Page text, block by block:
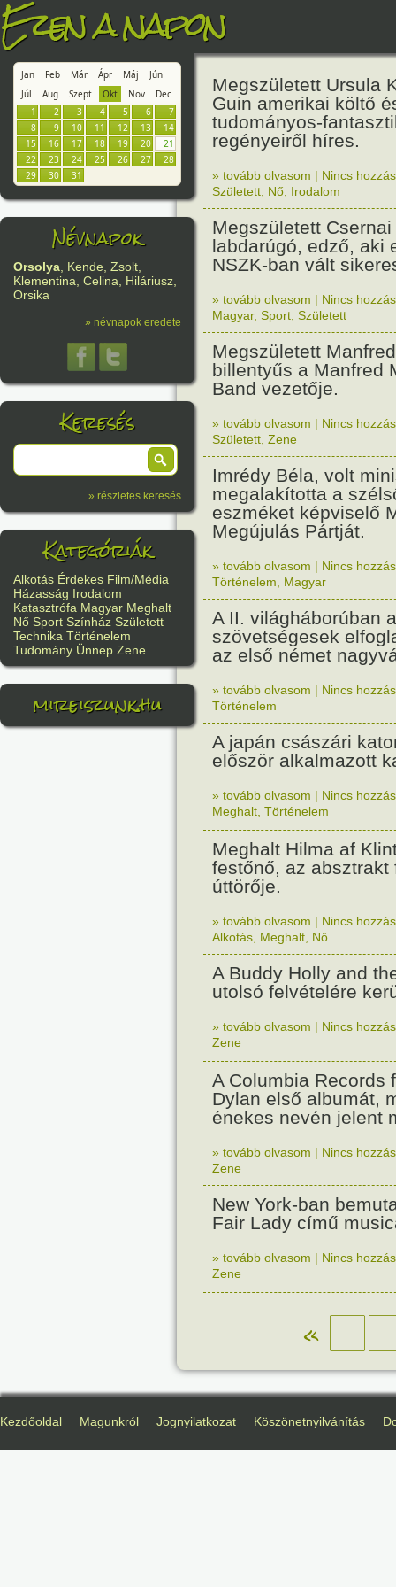
Ezen a napon
Jan Feb Már Ápr Máj
Jún
Júl
Aug Szept Okt Nov
Dec
1
2 3 4 5 6
7
8
9 10 11 12 13
14
15
16 17 18 19 20
21
22
23 24 25 26 27
28
29
30 31
Névnapok
Orsolya, Kende, Zsolt,
Klementina, Celina, Hiláriusz,
Orsika
» névnapok eredete
Keresés
» részletes keresés
Kategóriák
Alkotás Érdekes Film/Média
Házasság Irodalom
Katasztrófa Magyar Meghalt
Nő Sport Színház Született
Technika Történelem
Tudomány Ünnep Zene
mireiszunk.hu
Megszületett Ursula
Guin amerikai költő
tudományos-
regényeiről híres.
» tovább olvasom | Nincs
Született Nő Irodalom
Megszületett
labdarúgó, edző, aki
NSZK-ban vált
» tovább olvasom | Nincs
Magyar, Sport Született
Megszületett
billentyűs a Manfred
Band vezetője.
» tovább olvasom | Nincs
Született Zene
Imrédy Béla, volt
megalakította a
eszméket képviselő
Megújulás Pártját.
» tovább olvasom | Nincs
Történelem
Magyar
A II. világháborúban a
szövetségesek
az első német
» tovább olvasom | Nincs
Történelem
A japán császári
először alkalmazott
» tovább olvasom | Nincs
Meghalt Történelem
Meghalt Hilma af
festőnő, az absztrakt
úttörője.
» tovább olvasom | Nincs
Alkotás Meghalt Nő
A Buddy Holly and
utolsó felvételére
» tovább olvasom | Nincs
Zene
A Columbia Records
Dylan első albumát,
énekes nevén jelent
» tovább olvasom | Nincs
Zene
New York-ban
Fair Lady című
» tovább olvasom | Nincs
Zene
«
Kezdőoldal Magunkról Jognyilatkozat Köszönetnyilvánítás